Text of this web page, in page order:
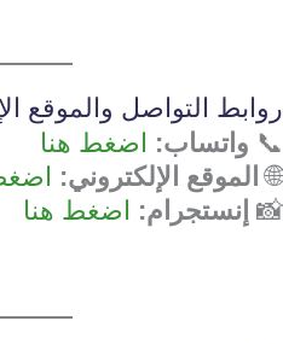
روابط التواصل والموقع
📞 واتساب: اضغط هنا
🌐 الموقع الإلكتروني:
📸 إنستجرام: اضغط هنا